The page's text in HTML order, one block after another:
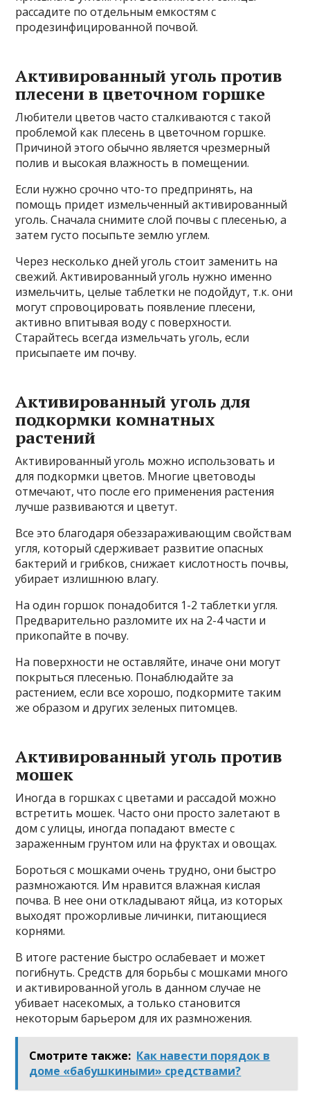
рассадите по отдельным емкостям с
продезинфицированной почвой.
Активированный уголь против
плесени в цветочном горшке
Любители цветов часто сталкиваются с такой
проблемой как плесень в цветочном горшке.
Причиной этого обычно является чрезмерный
полив и высокая влажность в помещении.
Если нужно срочно что-то предпринять, на
помощь придет измельченный активированный
уголь. Сначала снимите слой почвы с плесенью, а
затем густо посыпьте землю углем.
Через несколько дней уголь стоит заменить на
свежий. Активированный уголь нужно именно
измельчить, целые таблетки не подойдут, т.к. они
могут спровоцировать появление плесени,
активно впитывая воду с поверхности.
Старайтесь всегда измельчать уголь, если
присыпаете им почву.
Активированный уголь для
подкормки комнатных
растений
Активированный уголь можно использовать и
для подкормки цветов. Многие цветоводы
отмечают, что после его применения растения
лучше развиваются и цветут.
Все это благодаря обеззараживающим свойствам
угля, который сдерживает развитие опасных
бактерий и грибков, снижает кислотность почвы,
убирает излишнюю влагу.
На один горшок понадобится 1-2 таблетки угля.
Предварительно разломите их на 2-4 части и
прикопайте в почву.
На поверхности не оставляйте, иначе они могут
покрыться плесенью. Понаблюдайте за
растением, если все хорошо, подкормите таким
же образом и других зеленых питомцев.
Активированный уголь против
мошек
Иногда в горшках с цветами и рассадой можно
встретить мошек. Часто они просто залетают в
дом с улицы, иногда попадают вместе с
зараженным грунтом или на фруктах и овощах.
Бороться с мошками очень трудно, они быстро
размножаются. Им нравится влажная кислая
почва. В нее они откладывают яйца, из которых
выходят прожорливые личинки, питающиеся
корнями.
В итоге растение быстро ослабевает и может
погибнуть. Средств для борьбы с мошками много
и активированной уголь в данном случае не
убивает насекомых, а только становится
некоторым барьером для их размножения.
Смотрите также: Как навести порядок в
доме «бабушкиными» средствами?